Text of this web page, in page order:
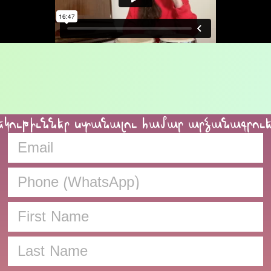
ստանալու համար